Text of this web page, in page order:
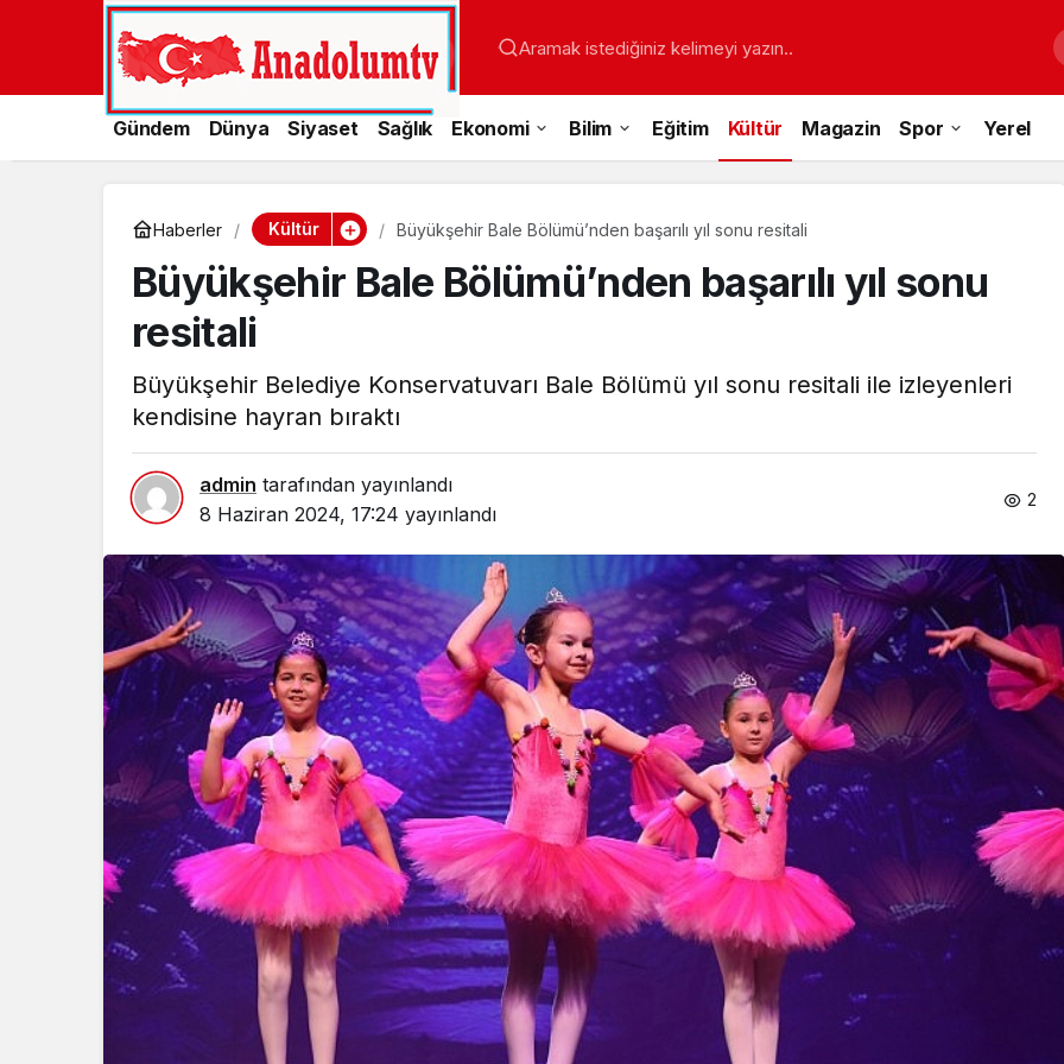
Aramak istediğiniz kelimeyi yazın..
Gündem Dünya Siyaset Sağlık Ekonomi Bilim Eğitim Kültür Magazin Spor Yerel
Haberler Kültür Büyükşehir Bale Bölümü’nden başarılı yıl sonu resitali
Büyükşehir Bale Bölümü’nden başarılı yıl sonu
resitali
Büyükşehir Belediye Konservatuvarı Bale Bölümü yıl sonu resitali ile izleyenleri
kendisine hayran bıraktı
admin tarafından yayınlandı
8 Haziran 2024, 17:24 yayınlandı
2
Spor
Türkiye’nin En Uzun
Maratonu Başladı
Ekonomi
Tarım ve Gıdada Akıllı
Dönem Başladı!